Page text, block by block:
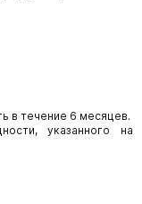
в течение 6 месяцев.
указанного на